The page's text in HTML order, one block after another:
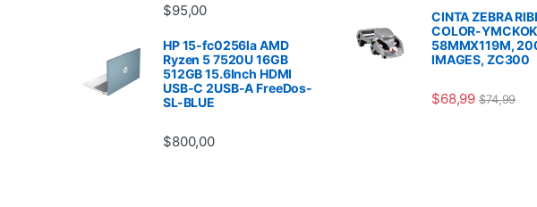
$95,00
HP 15-fc0256la AMD
Ryzen 5 7520U 16GB
512GB 15.6Inch HDMI
USB-C 2USB-A FreeDos-
SL-BLUE
$800,00
CINTA ZEBRA
COLOR-
58MMX119M,
IMAGES, ZC300
$68,99 $74,99